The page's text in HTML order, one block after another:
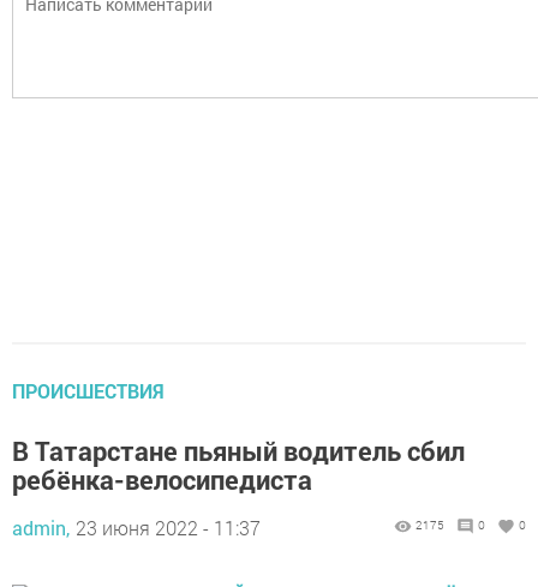
ПРОИСШЕСТВИЯ
В Татарстане пьяный водитель сбил
ребёнка-велосипедиста
admin, 23 июня 2022 - 11:37 2175 0 0